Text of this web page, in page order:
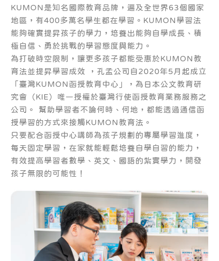
KUMON是知名國際教育品牌，遍及全世界63個國家
地區，有400多萬名學生都在學習。KUMON學習法
能夠確實提昇孩子的學力，培養出能夠自學成長、積
極自信、勇於挑戰的學習態度與能力。
為打破時空限制，讓更多孩子都能受惠於KUMON教
育法並提昇學習成效 ，孔孟公司自2020年5月起成立
「臺灣KUMON函授教育中心」，為日本公文教育研
究會（KIE）唯一授權於臺灣行使函授教育業務服務之
公司。 幫助學習者不論何時、何地，都能透過通信函
授學習的方式來接觸KUMON教育法。
只要配合函授中心講師為孩子規劃的專屬學習進度，
每天固定學習，在家就能輕鬆培養自學自習的能力，
有效提高學習者數學、英文、國語的紮實學力，開發
孩子無限的可能性！